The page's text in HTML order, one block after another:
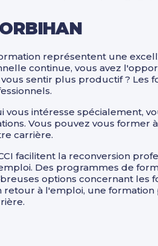
représentent une
continue, vous avez
sentir plus productif ?
intéresse spécialement,
Vous pouvez vous former
carrière.
facilitent la reconversion
Des programmes de
options concernant les
à l'emploi, une